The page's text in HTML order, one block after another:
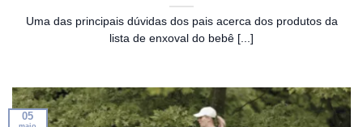
Uma das principais dúvidas dos pais acerca dos produtos da
lista de enxoval do bebê [...]
05